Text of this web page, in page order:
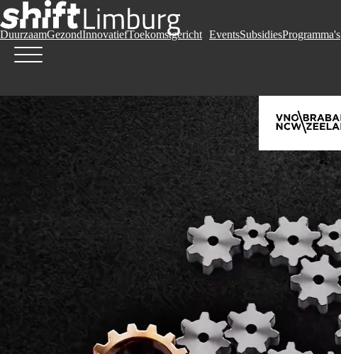
DuurzaamGezondInnovatiefToekomstgericht EventsSubsidiesProgramma's